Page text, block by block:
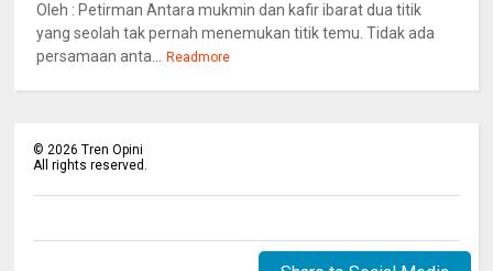
Oleh : Petirman Antara mukmin dan kafir ibarat dua titik
yang seolah tak pernah menemukan titik temu. Tidak ada
persamaan anta... Readmore
©2026 Tren Opini
All rights reserved.